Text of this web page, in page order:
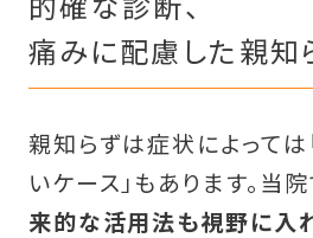
痛みに配慮した親知
親知らずは症状によっては
いケース」もあります。当
来的な活用法も視野に入